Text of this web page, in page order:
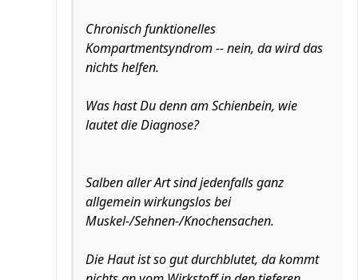
Chronisch funktionelles
Kompartmentsyndrom -- nein, da wird das
nichts helfen.
Was hast Du denn am Schienbein, wie
lautet die Diagnose?
Salben aller Art sind jedenfalls ganz
allgemein wirkungslos bei
Muskel-/Sehnen-/Knochensachen.
Die Haut ist so gut durchblutet, da kommt